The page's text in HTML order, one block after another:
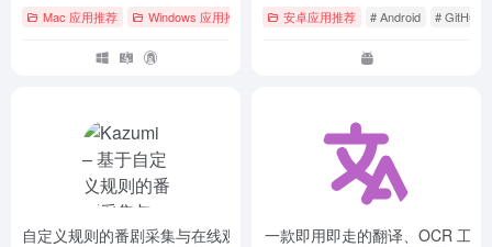
Mac 应用推荐 Windows 应用推荐 # GitHub # Linux # macOS
安卓应用推荐 # Android # GitHub
于自定义规则的番剧采集与在线观看程序- v1.7.3
STranslate – 一款即用即走的翻译、OCR 工具